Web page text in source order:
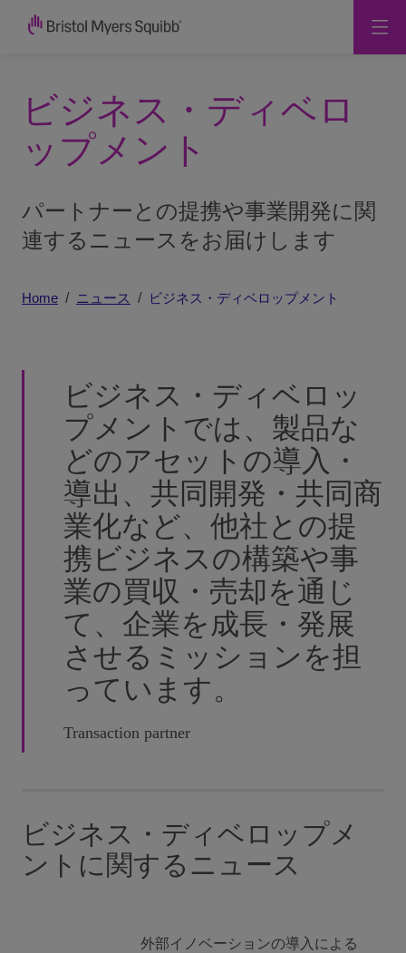
ビジネス・ディベロ
ップメント
パートナーとの提携や事業開発に関
連するニュースをお届けします
Home ニュース ビジネス・ディベロップメント
ビジネス・ディベロッ
プメントでは、製品な
どのアセットの導入・
導出、共同開発・共同商
業化など、他社との提
携ビジネスの構築や事
業の買収・売却を通じ
て、企業を成長・発展
させるミッションを担
っています。
Transaction partner
ビジネス・ディベロップメ
ントに関するニュース
外部イノベーションの導入による